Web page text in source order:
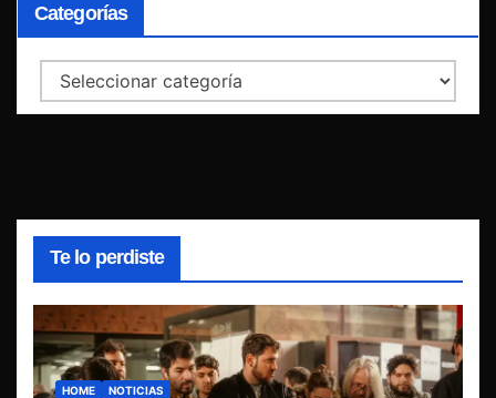
Categorías
Categorías
Te lo perdiste
HOME NOTICIAS